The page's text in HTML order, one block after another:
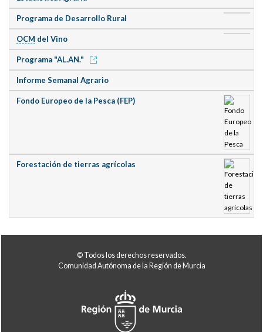
Programa de Desarrollo Rural
OCM del Vino
Programa "AL.AN."
Informe Semanal Agrario
Fondo Europeo de la Pesca (FEP)
Forestación de tierras agrícolas
© Todos los derechos reservados.
Comunidad Autónoma de la Región de Murcia